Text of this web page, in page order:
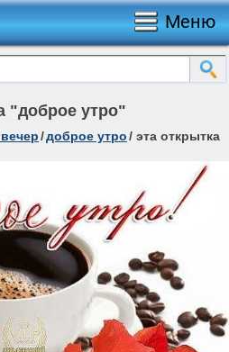
Меню
"доброе утро"
/доброе утро/ эта открытка